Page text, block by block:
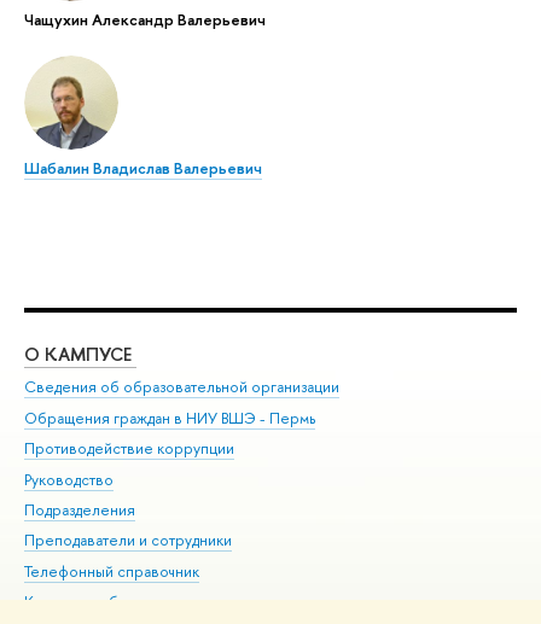
Чащухин Александр Валерьевич
Шабалин Владислав Валерьевич
О КАМПУСЕ
Сведения об образовательной организации
Обращения граждан в НИУ ВШЭ - Пермь
Противодействие коррупции
Руководство
Подразделения
Преподаватели и сотрудники
Телефонный справочник
Корпуса и общежития